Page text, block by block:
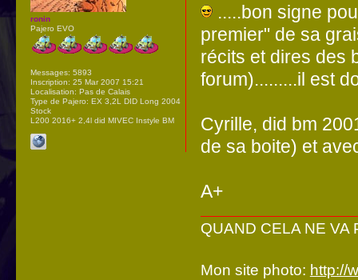
.....bon signe
premier" de sa
récits et dires des
forum).........il est
Cyrille, did bm
de sa boite) et
A+
QUAND CELA NE VA
Mon site photo: http://
ronin
Pajero EVO
Messages: 5893
Inscription: 25 Mar 2007 15:21
Localisation: Pas de Calais
Type de Pajero: EX 3,2L DID Long 2004
Stock
L200 2016+ 2,4l did MIVEC Instyle BM